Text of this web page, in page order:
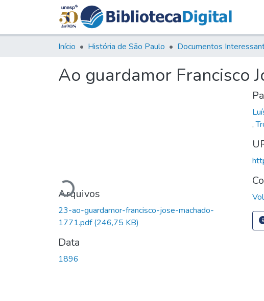
Início História de São Paulo Documentos
Ao guardamor Francisco
Carregando...
Arquivos
23-ao-guardamor-francisco-jose-machado-
1771.pdf(246,75 KB)
Data
1896
,